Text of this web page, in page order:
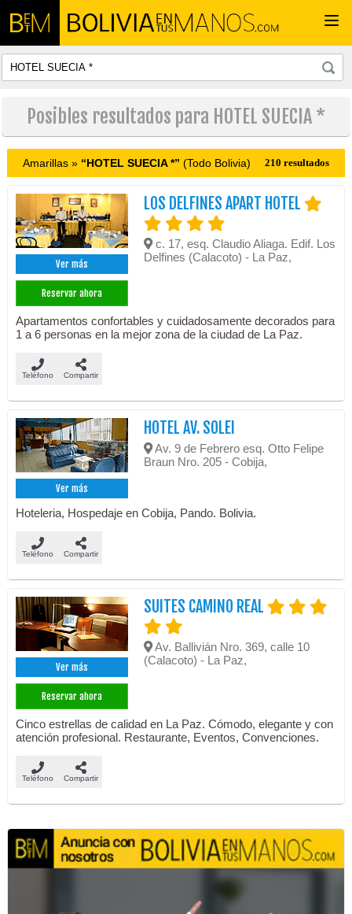
Posibles resultados para HOTEL SUECIA *
Amarillas » “HOTEL SUECIA *” (Todo Bolivia) 210 resultados
Ver más
Reservar ahora
LOS DELFINES APART HOTEL
c. 17, esq. Claudio Aliaga. Edif. Los
Delfines (Calacoto) - La Paz,
Apartamentos confortables y cuidadosamente decorados para
1 a 6 personas en la mejor zona de la ciudad de La Paz.
Teléfono Compartir
Ver más
HOTEL AV. SOLEI
Av. 9 de Febrero esq. Otto Felipe
Braun Nro. 205 - Cobija,
Hoteleria, Hospedaje en Cobija, Pando. Bolivia.
Teléfono Compartir
Ver más
Reservar ahora
SUITES CAMINO REAL
Av. Ballivián Nro. 369, calle 10
(Calacoto) - La Paz,
Cinco estrellas de calidad en La Paz. Cómodo, elegante y con
atención profesional. Restaurante, Eventos, Convenciones.
Teléfono Compartir